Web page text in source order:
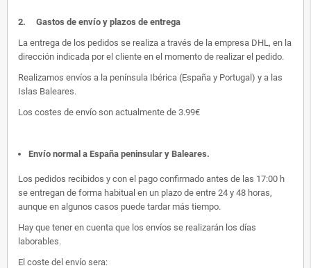
2. Gastos de envío y plazos de entrega
La entrega de los pedidos se realiza a través de la empresa DHL, en la
dirección indicada por el cliente en el momento de realizar el pedido.
Realizamos envíos a la península Ibérica (España y Portugal) y a las
Islas Baleares.
Los costes de envío son actualmente de 3.99€
Envío normal a España peninsular y Baleares.
Los pedidos recibidos y con el pago confirmado antes de las 17:00 h
se entregan de forma habitual en un plazo de entre 24 y 48 horas,
aunque en algunos casos puede tardar más tiempo.
Hay que tener en cuenta que los envíos se realizarán los días
laborables.
El coste del envío sera: